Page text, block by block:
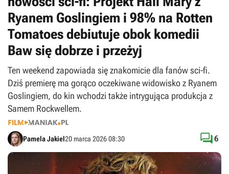
Ryanem Goslingiem i 98% na Rotten
Tomatoes debiutuje obok komedii
Baw się dobrze i przeżyj
Ten weekend zapowiada się znakomicie dla fanów sci-fi.
Dziś premierę ma gorąco oczekiwane widowisko z Ryanem
Goslingiem, do kin wchodzi także intrygująca produkcja z
Samem Rockwellem.
Pamela Jakiel20 marca 2026 08:30 6